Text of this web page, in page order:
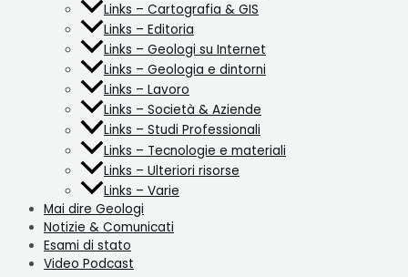
Links – Cartografia & GIS
Links – Editoria
Links – Geologi su Internet
Links – Geologia e dintorni
Links – Lavoro
Links – Società & Aziende
Links – Studi Professionali
Links – Tecnologie e materiali
Links – Ulteriori risorse
Links – Varie
Mai dire Geologi
Notizie & Comunicati
Esami di stato
Video Podcast